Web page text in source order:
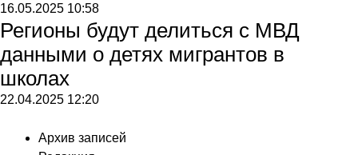
16.05.2025 10:58
Регионы будут делиться с МВД
данными о детях мигрантов в
школах
22.04.2025 12:20
Архив записей